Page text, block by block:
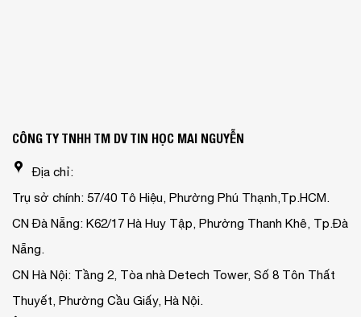
CÔNG TY TNHH TM DV TIN HỌC MAI NGUYỄN
Địa chỉ:
Trụ sở chính: 57/40 Tô Hiệu, Phường Phú Thạnh,Tp.HCM.
CN Đà Nẵng: K62/17 Hà Huy Tập, Phường Thanh Khê, Tp.Đà
Nẵng.
CN Hà Nội: Tầng 2, Tòa nhà Detech Tower, Số 8 Tôn Thất
Thuyết, Phường Cầu Giấy, Hà Nội.